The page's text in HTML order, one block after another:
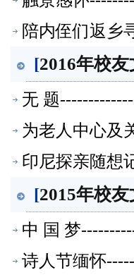
陪内侄们返乡
[2016年校友
无 题
为老人中心及
印尼探亲随想
[2015年校友
中 国 梦
诗人节缅怀